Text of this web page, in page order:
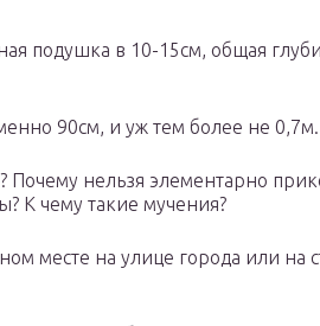
подушка в 10-15см, общая
90см, и уж тем более не 0,7м.
нельзя элементарно
К чему такие мучения?
месте на улице города или на